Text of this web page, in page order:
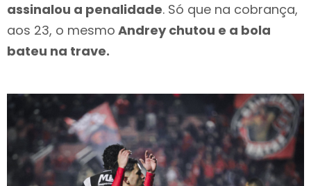
assinalou a penalidade. Só que na cobrança,
aos 23, o mesmo Andrey chutou e a bola
bateu na trave.